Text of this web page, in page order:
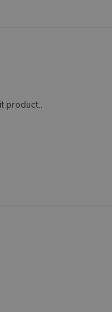
product..